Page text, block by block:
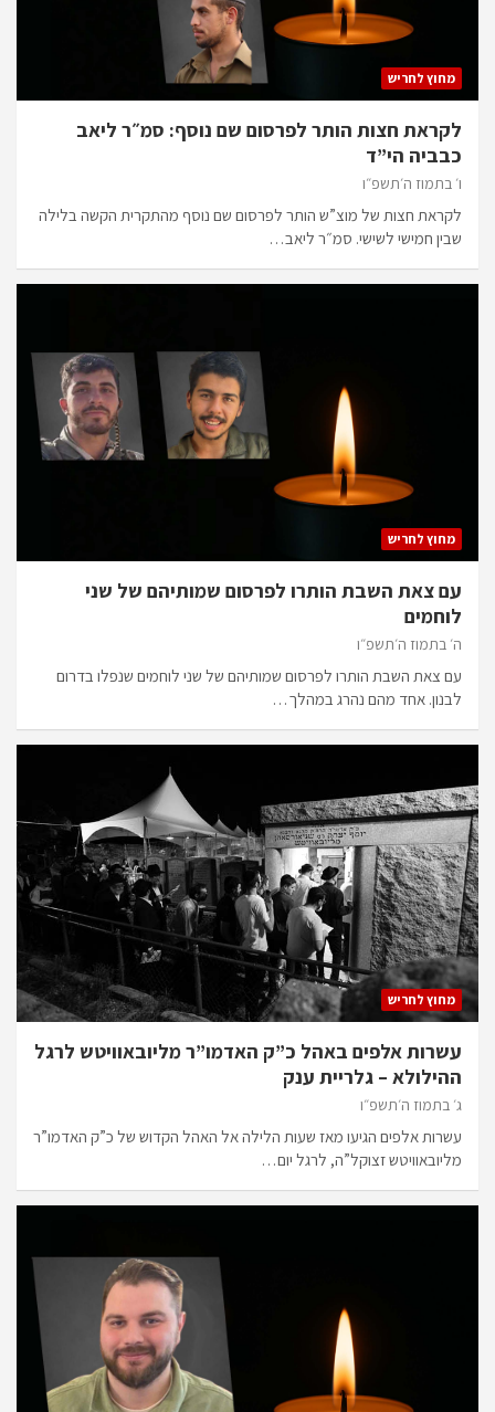
מחוץ לחריש
לקראת חצות הותר לפרסום שם נוסף: סמ״ר ליאב
כבביה הי”ד
ו׳ בתמוז ה׳תשפ״ו
לקראת חצות של מוצ”ש הותר לפרסום שם נוסף מהתקרית הקשה בלילה
שבין חמישי לשישי. סמ״ר ליאב…
מחוץ לחריש
עם צאת השבת הותרו לפרסום שמותיהם של שני
לוחמים
ה׳ בתמוז ה׳תשפ״ו
עם צאת השבת הותרו לפרסום שמותיהם של שני לוחמים שנפלו בדרום
לבנון. אחד מהם נהרג במהלך…
מחוץ לחריש
עשרות אלפים באהל כ”ק האדמו”ר מליובאוויטש לרגל
ההילולא – גלריית ענק
ג׳ בתמוז ה׳תשפ״ו
עשרות אלפים הגיעו מאז שעות הלילה אל האהל הקדוש של כ”ק האדמו”ר
מליובאוויטש זצוקל”ה, לרגל יום…